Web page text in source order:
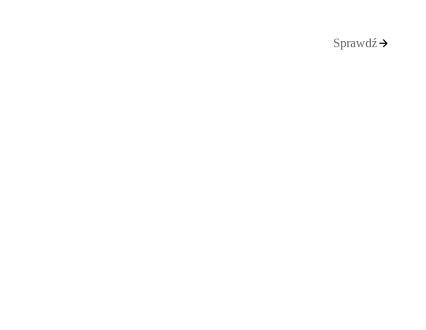
Sprawdź